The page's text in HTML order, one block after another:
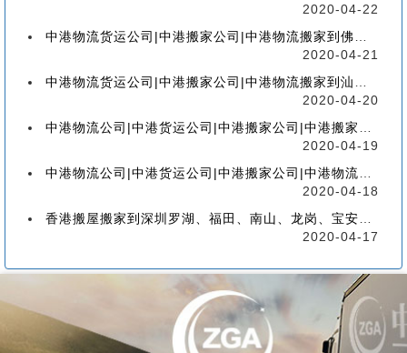
2020-04-22
中港物流货运公司|中港搬家公司|中港物流搬家到佛山流程、联运、包装、价格、电话、标准
2020-04-21
中港物流货运公司|中港搬家公司|中港物流搬家到汕头的流程、联运、包装、价格、电话、标准
2020-04-20
中港物流公司|中港货运公司|中港搬家公司|中港搬家到珠海的流程、联运、包装、价格、电话
2020-04-19
中港物流公司|中港货运公司|中港搬家公司|中港物流搬家到广州的流程、联运、包装、价格
2020-04-18
香港搬屋搬家到深圳罗湖、福田、南山、龙岗、宝安、盐田、龙华、大鹏、坪山流程和价格
2020-04-17